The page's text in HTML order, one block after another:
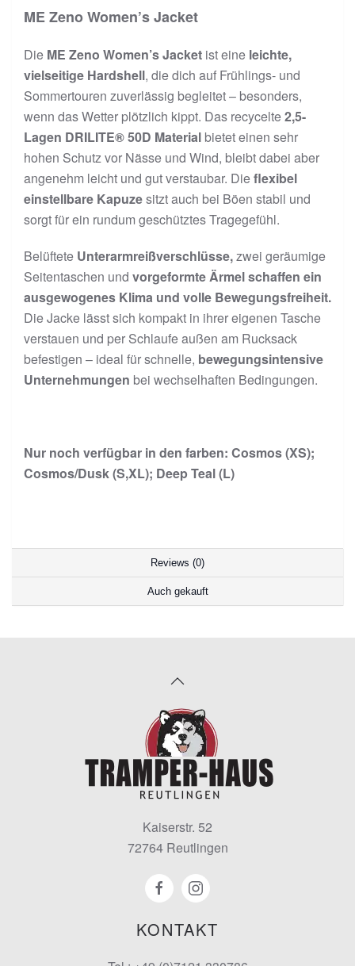
ME Zeno Women’s Jacket
Die ME Zeno Women’s Jacket ist eine leichte,
vielseitige Hardshell, die dich auf Frühlings- und
Sommer­touren zuverlässig begleitet – besonders,
wenn das Wetter plötzlich kippt. Das recycelte2,5-
Lagen DRILITE® 50D Material bietet einen sehr
hohen Schutz vor Nässe und Wind, bleibt dabei aber
angenehm leicht und gut verstaubar. Dieflexibel
einstellbare Kapuzesitzt auch bei Böen stabil und
sorgt für ein rundum geschütztes Tragegefühl.
Belüftete Unterarmreißverschlüsse,zwei geräumige
Seitentaschen und vorgeformte Ärmel schaffen ein
ausgewogenes Klima und volle Bewegungsfreiheit.
Die Jacke lässt sich kompakt in ihrer eigenen Tasche
verstauen und per Schlaufe außen am Rucksack
befestigen – ideal für schnelle, bewegungsintensive
Unternehmungen bei wechselhaften Bedingungen.
Nur noch verfügbar in den farben: Cosmos (XS);
Cosmos/Dusk (S,XL); Deep Teal (L)
Reviews (0)
Auch gekauft
KONTAKT
Kaiserstr. 52
72764 Reutlingen